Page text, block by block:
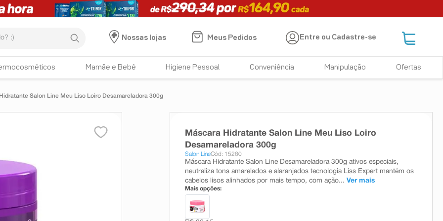
Nossas lojas
Meus Pedidos Entre ou Cadastre-se
Mamãe e Bebê Higiene Pessoal Conveniência Manipulação Ofertas
Salon Line Meu Liso Loiro Desamareladora 300g
Máscara Hidratante Salon Line Meu Liso Loiro
Desamareladora 300g
Salon LineCód: 15260
Máscara Hidratante Salon Line Desamareladora 300g ativos especiais,
neutraliza tons amarelados e alaranjados tecnologia Liss Expert mantém os
cabelos lisos alinhados por mais tempo, com ação... Ver mais
Mais opções: